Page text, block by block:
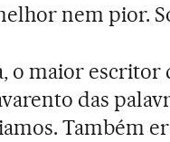
nem pior.
o maior escritor
das
Também